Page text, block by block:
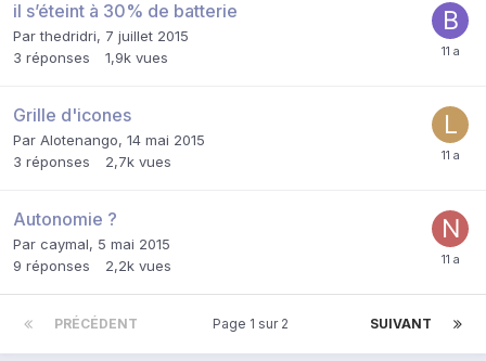
il s’éteint à 30% de batterie
Parthedridri, 7 juillet 2015
3 réponses 1,9k vues
Grille d'icones
Par Alotenango, 14 mai 2015
3 réponses 2,7k vues
Autonomie ?
Par caymal, 5 mai 2015
9 réponses 2,2k vues
PRÉCÉDENT SUIVANT
Page 1 sur 2